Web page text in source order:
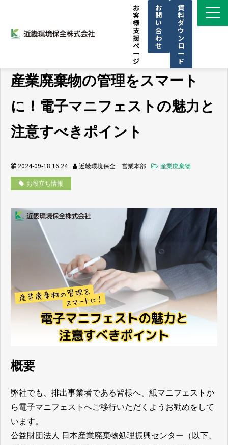
お
客
様
支
援
ペ
ー
ジ
お
問
い
合
わ
せ
資
料
ダ
ウ
ン
ロ
ー
ド
サービス一覧
導入事例
ブログ
KINKAN GROUPについて
セミナー
産業廃棄物の管理をスマート
に！電子マニフェストの魅力と
注意すべきポイント
2024-09-18 16:24 近畿環境保全 営業本部 産業廃棄物
お役立ち情報
概要
弊社でも、排出事業者である皆様へ、紙マニフェストか
ら電子マニフェストへご移行いただくようお勧めをして
います。
公益財団法人 日本産業廃棄物処理振興センター（以下、